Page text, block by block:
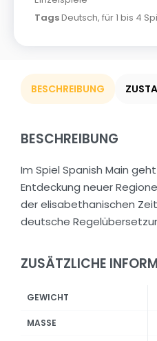
TagsDeutsch, für 1 bis 4
BESCHREIBUNG
BESCHREIBUNG
Im Spiel Spanish Main
Entdeckung neuer
der elisabethanischen
deutsche
ZUSÄTZLICHE
GEWICHT
MASSE